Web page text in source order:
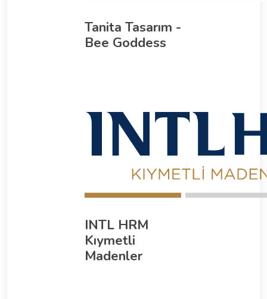
Tanita Tasarım -
Bee Goddess
INTL HRM
Kıymetli
Madenler